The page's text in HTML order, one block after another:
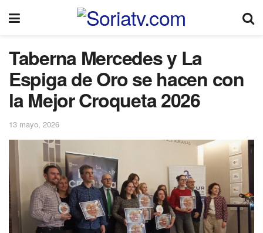
Taberna Mercedes y La
Espiga de Oro se hacen con
la Mejor Croqueta 2026
13 mayo, 2026